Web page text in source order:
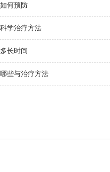
何预防
学治疗方法
长时间
些与治疗方法